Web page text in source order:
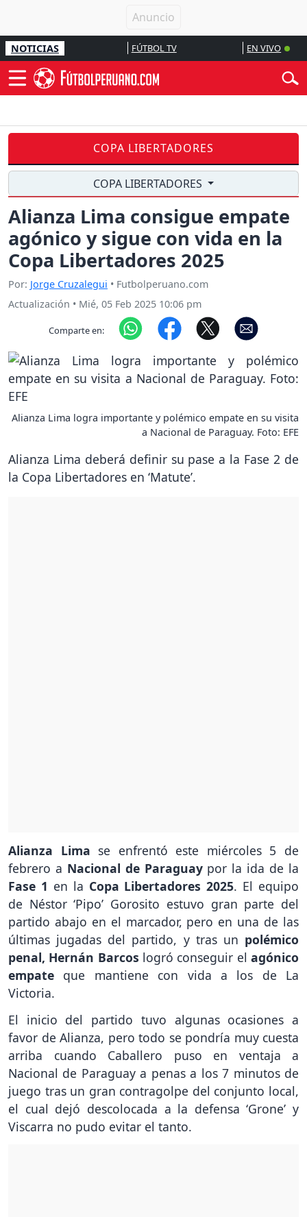
NOTICIAS FÚTBOL TV EN VIVO
COPA LIBERTADORES
COPA LIBERTADORES
Alianza Lima consigue empate
agónico y sigue con vida en la
Copa Libertadores 2025
Por: Jorge Cruzalegui • Futbolperuano.com
Actualización • Mié, 05 Feb 2025 10:06 pm
Comparte en:
Alianza Lima logra importante y polémico empate en su visita
a Nacional de Paraguay. Foto: EFE
Alianza Lima deberá definir su pase a la Fase 2 de
la Copa Libertadores en ‘Matute’.
Alianza Lima se enfrentó este miércoles 5 de
febrero a Nacional de Paraguaypor la ida de la
Fase 1 en la Copa Libertadores 2025. El equipo
de Néstor ‘Pipo’ Gorosito estuvo gran parte del
partido abajo en el marcador, pero en una de las
últimas jugadas del partido, y tras un polémico
penal, Hernán Barcos logró conseguir elagónico
empate que mantiene con vida a los de La
Victoria.
El inicio del partido tuvo algunas ocasiones a
favor de Alianza, pero todo se pondría muy cuesta
arriba cuando Caballero puso en ventaja a
Nacional de Paraguay a penas a los 7 minutos de
juego tras un gran contragolpe del conjunto local,
el cual dejó descolocada a la defensa ‘Grone’ y
Viscarra no pudo evitar el tanto.